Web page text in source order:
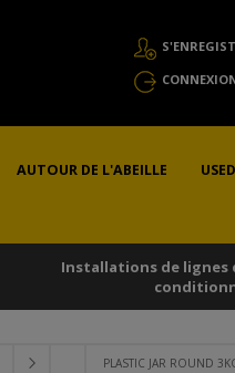
AUTOUR DE L'ABEILLE
Installations de
PLASTIC JAR ROUND